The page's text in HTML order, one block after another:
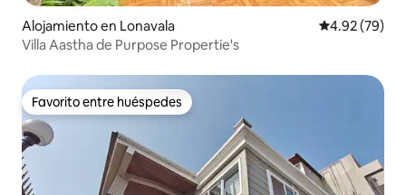
Alojamiento en Lonavala Calificación
4.92 (79)
Villa Aastha de Purpose Propertie's
Favorito entre huéspedes
Favorito entre huéspedes